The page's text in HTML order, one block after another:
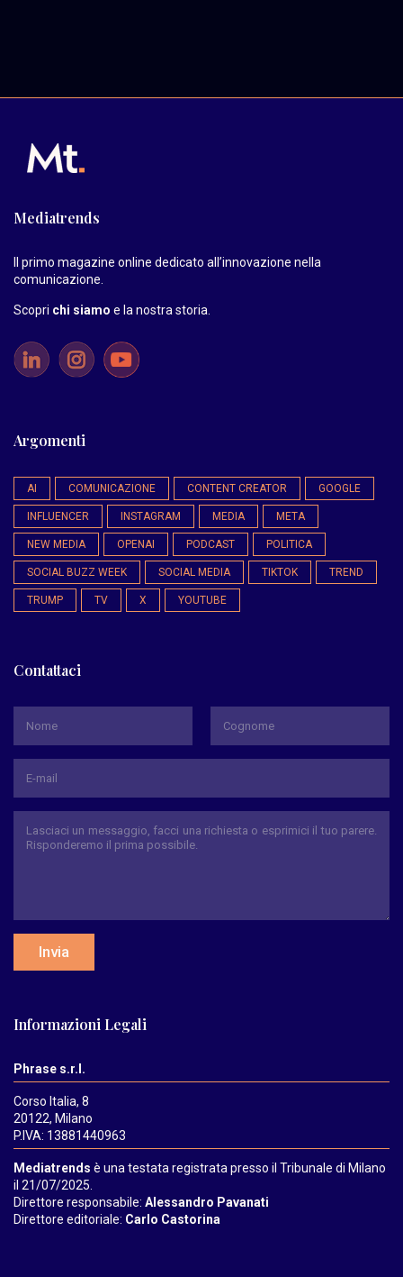
Mediatrends
Il primo magazine online dedicato all’innovazione nella
comunicazione.
Scopri chi siamo e la nostra storia.
Argomenti
AI COMUNICAZIONE CONTENT CREATOR GOOGLE
INFLUENCER INSTAGRAM MEDIA META
NEW MEDIA OPENAI PODCAST POLITICA
SOCIAL BUZZ WEEK SOCIAL MEDIA TIKTOK TREND
TRUMP TV X YOUTUBE
Contattaci
Invia
Informazioni Legali
Phrase s.r.l.
Corso Italia, 8
20122, Milano
P.IVA: 13881440963
Mediatrends è una testata registrata presso il Tribunale di Milano
il 21/07/2025.
Direttore responsabile: Alessandro Pavanati
Direttore editoriale: Carlo Castorina